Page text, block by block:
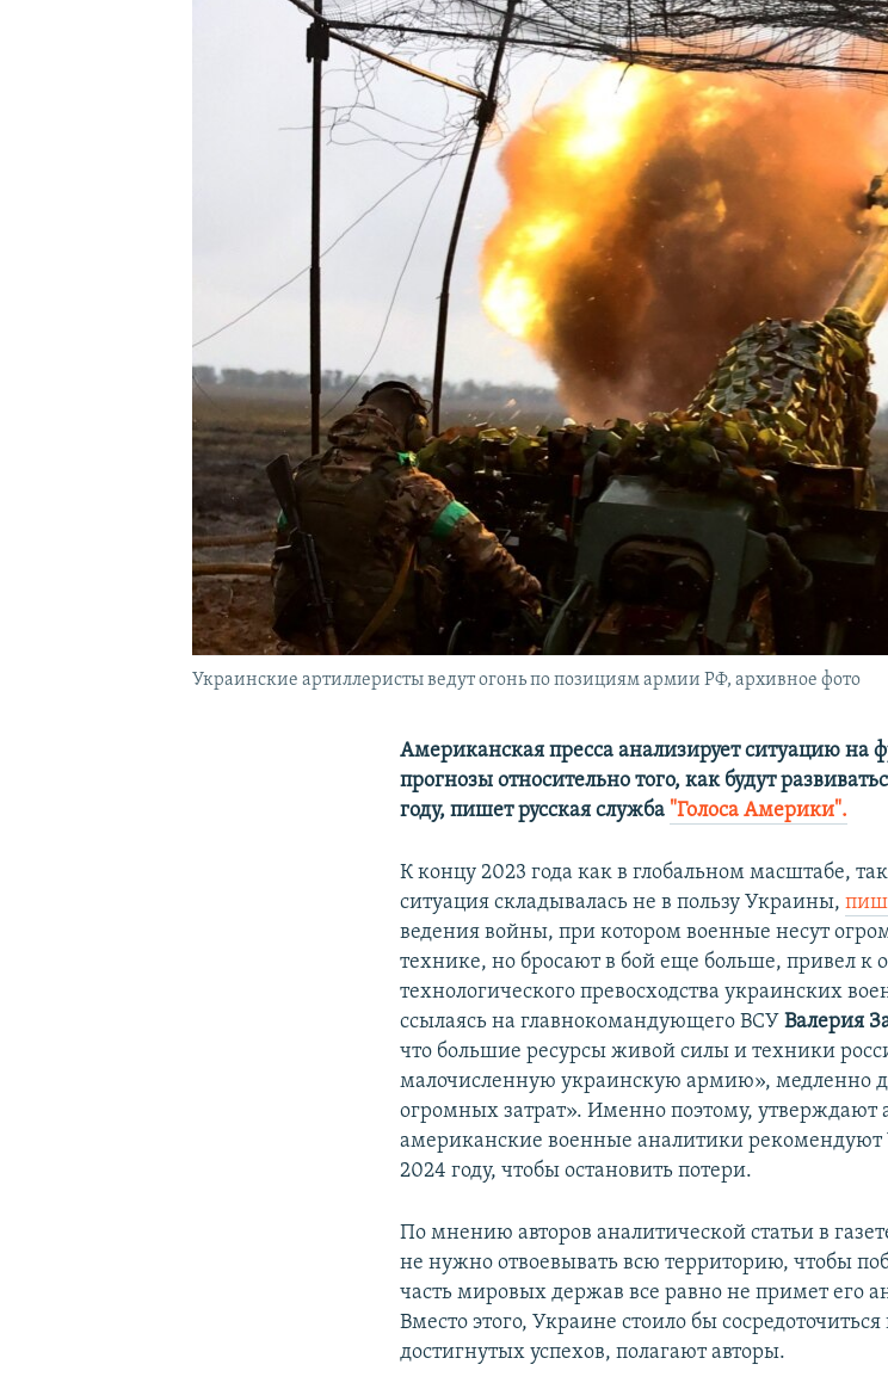
Украинские артиллеристы ведут огонь по позициям армии РФ, архивное фото
Американская пресса анализирует ситуацию на
прогнозы относительно того, как будут
году, пишет русская служба "Голоса Америки".
К концу 2023 года как в глобальном масштабе,
ситуация складывалась не в пользу Украины,
ведения войны, при котором военные несут
технике, но бросают в бой еще больше, привел к
технологического превосходства украинских
ссылаясь на главнокомандующего ВСУВалерия
что большие ресурсы живой силы и техники
малочисленную украинскую армию», медленно
огромных затрат». Именно поэтому, утверждают
американские военные аналитики рекомендуют
2024 году, чтобы остановить потери.
По мнению авторов аналитической статьи в
не нужно отвоевывать всю территорию, чтобы
часть мировых держав все равно не примет его
Вместо этого, Украине стоило бы
достигнутых успехов, полагают авторы.